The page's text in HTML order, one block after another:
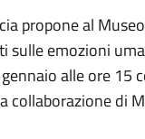
propone al
sulle emozioni
alle ore 15
collaborazione di